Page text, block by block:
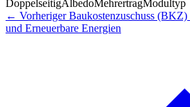
DoppelseitigAlbedoMehrertragModultyp
← Vorheriger Baukostenzuschuss (BKZ)
und Erneuerbare Energien